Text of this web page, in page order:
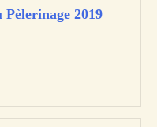
2019